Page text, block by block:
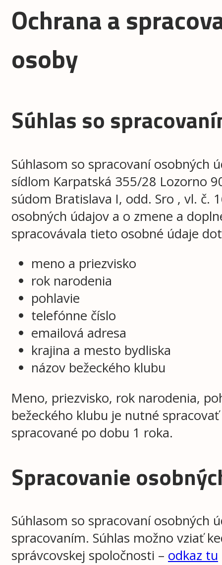
Ochrana a
osoby
Súhlas so
Súhlasom so spracovaní
sídlom Karpatská 355/28 Lozorno
súdom Bratislava I, odd. Sro , vl. č.
osobných údajov a o zmene a
spracovávala tieto osobné údaje
meno a priezvisko
rok narodenia
pohlavie
telefónne číslo
emailová adresa
krajina a mesto bydliska
názov bežeckého klubu
Meno, priezvisko, rok narodenia,
bežeckého klubu je nutné
spracované po dobu 1 roka.
Spracovanie
Súhlasom so spracovaní osobných
spracovaním. Súhlas možno vziať
správcovskej spoločnosti – odkaz tu